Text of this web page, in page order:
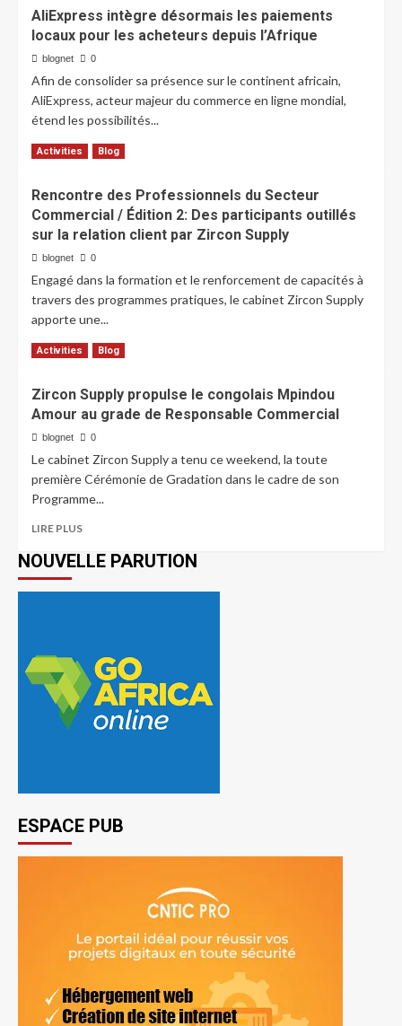
AliExpress intègre désormais les paiements
locaux pour les acheteurs depuis l’Afrique
blognet 0
Afin de consolider sa présence sur le continent africain,
AliExpress, acteur majeur du commerce en ligne mondial,
étend les possibilités...
LIRE PLUS
Activities Blog
Rencontre des Professionnels du Secteur
Commercial / Édition 2: Des participants outillés
sur la relation client par Zircon Supply
blognet 0
Engagé dans la formation et le renforcement de capacités à
travers des programmes pratiques, le cabinet Zircon Supply
apporte une...
LIRE PLUS
Activities Blog
Zircon Supply propulse le congolais Mpindou
Amour au grade de Responsable Commercial
blognet 0
Le cabinet Zircon Supply a tenu ce weekend, la toute
première Cérémonie de Gradation dans le cadre de son
Programme...
LIRE PLUS
NOUVELLE PARUTION
ESPACE PUB